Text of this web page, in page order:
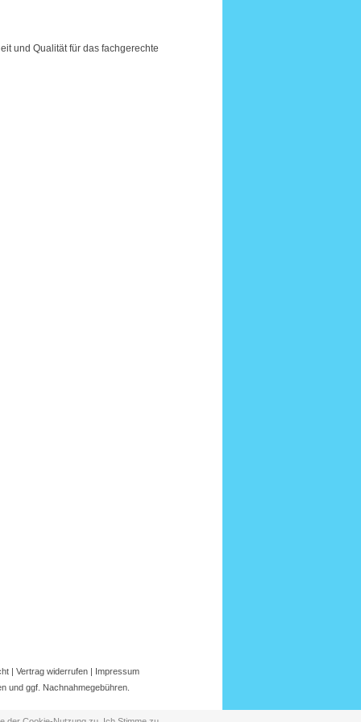
und Qualität für das fachgerechte
| Vertrag widerrufen| Impressum
und ggf. Nachnahmegebühren.